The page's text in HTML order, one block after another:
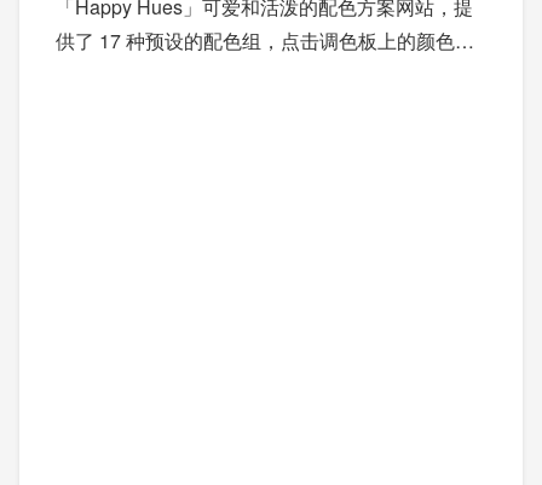
「Happy Hues」可爱和活泼的配色方案网站，提
供了 17 种预设的配色组，点击调色板上的颜色组